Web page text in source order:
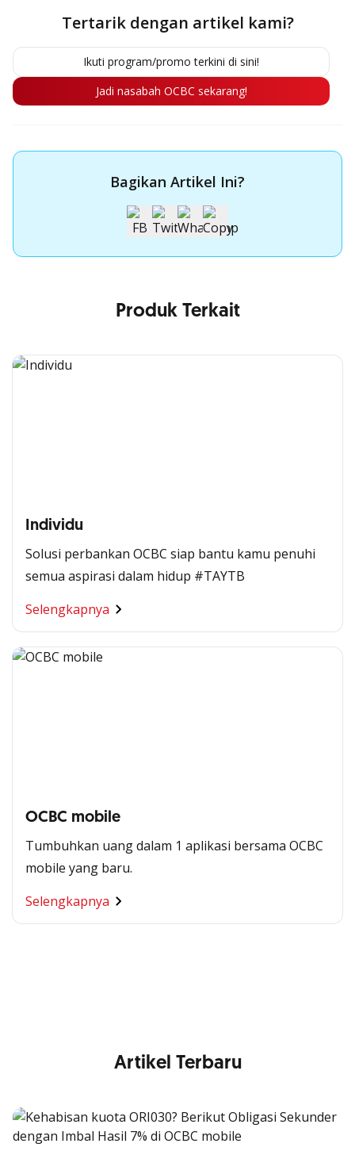
Tertarik dengan artikel kami?
Ikuti program/promo terkini di sini!
Jadi nasabah OCBC sekarang!
Bagikan Artikel Ini?
Produk Terkait
Individu
Solusi perbankan OCBC siap bantu kamu penuhi
semua aspirasi dalam hidup #TAYTB
Selengkapnya
OCBC mobile
Tumbuhkan uang dalam 1 aplikasi bersama OCBC
mobile yang baru.
Selengkapnya
Segala Kemudahan Ada
di Satu Genggaman
Artikel Terbaru